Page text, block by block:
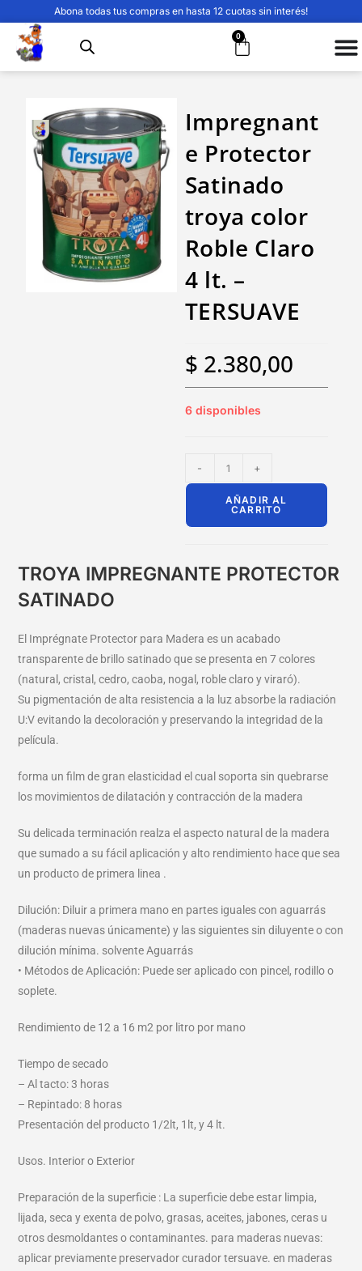
Abona todas tus compras en hasta 12 cuotas sin interés!
0
Impregnant
e Protector
Satinado
troya color
Roble Claro
4 lt. –
TERSUAVE
$ 2.380,00
6 disponibles
- +
AÑADIR AL
CARRITO
TROYA IMPREGNANTE PROTECTOR
SATINADO
El Imprégnate Protector para Madera es un acabado
transparente de brillo satinado que se presenta en 7 colores
(natural, cristal, cedro, caoba, nogal, roble claro y viraró).
Su pigmentación de alta resistencia a la luz absorbe la radiación
U:V evitando la decoloración y preservando la integridad de la
película.
forma un film de gran elasticidad el cual soporta sin quebrarse
los movimientos de dilatación y contracción de la madera
Su delicada terminación realza el aspecto natural de la madera
que sumado a su fácil aplicación y alto rendimiento hace que sea
un producto de primera linea .
Dilución: Diluir a primera mano en partes iguales con aguarrás
(maderas nuevas únicamente) y las siguientes sin diluyente o con
dilución mínima. solvente Aguarrás
• Métodos de Aplicación: Puede ser aplicado con pincel, rodillo o
soplete.
Rendimiento de 12 a 16 m2 por litro por mano
Tiempo de secado
– Al tacto: 3 horas
– Repintado: 8 horas
Presentación del producto 1/2lt, 1lt, y 4 lt.
Usos. Interior o Exterior
Preparación de la superficie : La superficie debe estar limpia,
lijada, seca y exenta de polvo, grasas, aceites, jabones, ceras u
otros desmoldantes o contaminantes. para maderas nuevas:
aplicar previamente preservador curador tersuave. en maderas